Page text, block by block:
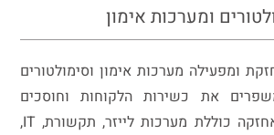
ומערכות אימון
ומפעילה מערכות אימון וסימולטורים
את כשירות הלקוחות וחוסכים
משאבים רבים. האחזקה כוללת מערכות לייזר, תקשורת, IT,